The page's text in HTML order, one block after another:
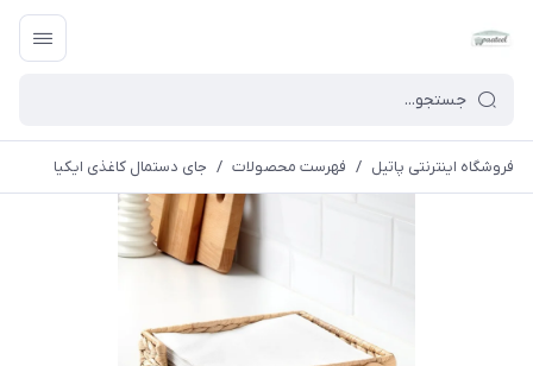
فروشگاه اینترنتی پاتیل / فهرست محصولات / جای دستمال کاغذی ایکیا